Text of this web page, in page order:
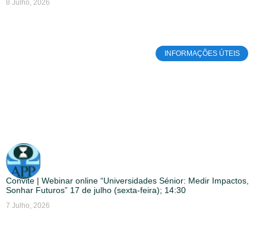
8 Julho, 2026
INFORMAÇÕES ÚTEIS
Convite | Webinar online “Universidades Sénior: Medir Impactos,
Sonhar Futuros” 17 de julho (sexta-feira); 14:30
7 Julho, 2026